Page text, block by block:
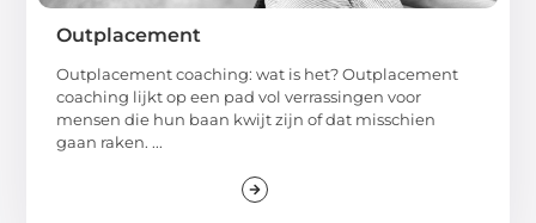
Outplacement
Outplacement coaching: wat is het? Outplacement
coaching lijkt op een pad vol verrassingen voor
mensen die hun baan kwijt zijn of dat misschien
gaan raken. ...